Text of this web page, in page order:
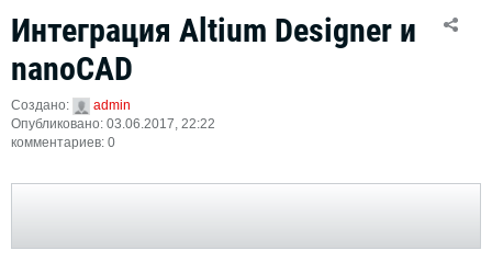
Интеграция Altium Designer и
nanoCAD
Создано:
admin
Опубликовано: 03.06.2017, 22:22
комментариев: 0